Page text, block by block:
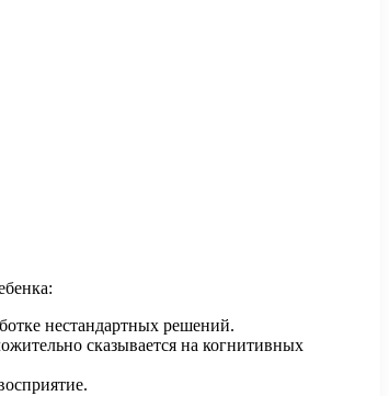
нестандартных решений.
сказывается на когнитивных